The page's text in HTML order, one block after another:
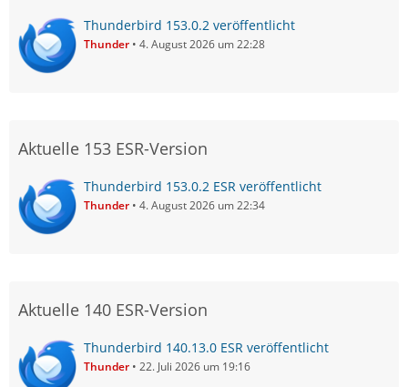
Thunderbird 153.0.2 veröffentlicht
Thunder 4. August 2026 um 22:28
Aktuelle 153 ESR-Version
Thunderbird 153.0.2 ESR veröffentlicht
Thunder 4. August 2026 um 22:34
Aktuelle 140 ESR-Version
Thunderbird 140.13.0 ESR veröffentlicht
Thunder 22. Juli 2026 um 19:16